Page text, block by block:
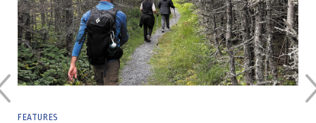
FEATURES